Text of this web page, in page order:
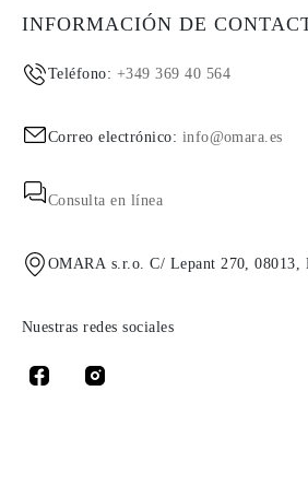
INFORMACIÓN DE
Teléfono: +349 369 40 564
Correo electrónico: info@omara.es
Consulta en línea
OMARA s.r.o. C/ Lepant 270, 08013,
Nuestras redes sociales